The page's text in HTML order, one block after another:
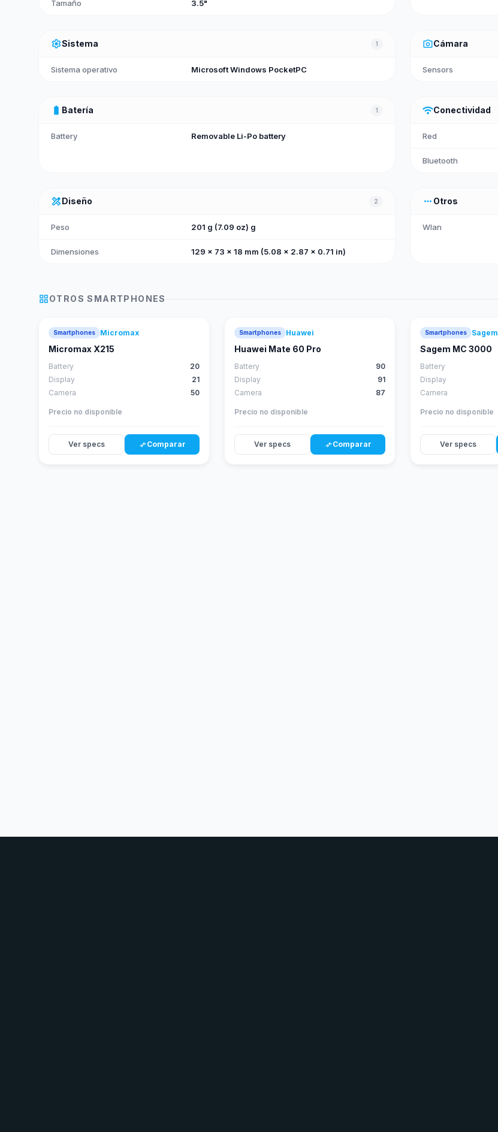
Tamaño 3.5"
settingsSistema 1
Sistema operativo Microsoft Windows PocketPC
photo_cameraCámara
Sensors
battery_full Batería 1
Battery Removable Li-Po battery
wifiConectividad
Red
Bluetooth
design_servicesDiseño 2
Peso 201 g (7.09 oz) g
Dimensiones 129 x 73 x 18 mm (5.08 x 2.87 x 0.71 in)
more_horiz Otros
Wlan
grid_viewOTROSSMARTPHONES
Smartphones Micromax
Micromax X215
Battery
20
Display
21
Camera
50
Precio no disponible
Ver specs compare_arrowsComparar
Smartphones Huawei
Huawei Mate 60 Pro
Battery
90
Display
91
Camera
87
Precio no disponible
Ver specs compare_arrowsComparar
Smartphones Sagem
Sagem MC 3000
Battery
Display
Camera
Precio no disponible
Ver specs